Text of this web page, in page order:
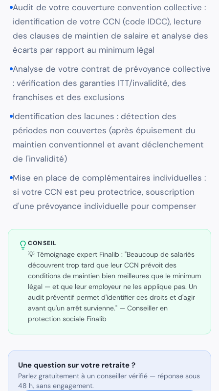
Audit de votre couverture convention collective :
identification de votre CCN (code IDCC), lecture
des clauses de maintien de salaire et analyse des
écarts par rapport au minimum légal
Analyse de votre contrat de prévoyance collective
: vérification des garanties ITT/invalidité, des
franchises et des exclusions
Identification des lacunes : détection des
périodes non couvertes (après épuisement du
maintien conventionnel et avant déclenchement
de l'invalidité)
Mise en place de complémentaires individuelles :
si votre CCN est peu protectrice, souscription
d'une prévoyance individuelle pour compenser
CONSEIL
💡 Témoignage expert Finalib : "Beaucoup de salariés
découvrent trop tard que leur CCN prévoit des
conditions de maintien bien meilleures que le minimum
légal — et que leur employeur ne les applique pas. Un
audit préventif permet d'identifier ces droits et d'agir
avant qu'un arrêt survienne." — Conseiller en
protection sociale Finalib
Une question sur votre retraite ?
Parlez gratuitement à un conseiller vérifié — réponse sous
48 h, sans engagement.